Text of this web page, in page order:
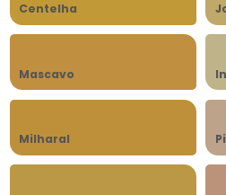
Centelha
Mascavo
Milharal